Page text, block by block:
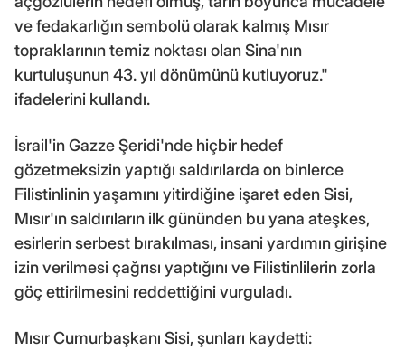
ve fedakarlığın sembolü olarak kalmış Mısır
topraklarının temiz noktası olan Sina'nın
kurtuluşunun 43. yıl dönümünü kutluyoruz."
ifadelerini kullandı.
İsrail'in Gazze Şeridi'nde hiçbir hedef
gözetmeksizin yaptığı saldırılarda on binlerce
Filistinlinin yaşamını yitirdiğine işaret eden Sisi,
Mısır'ın saldırıların ilk gününden bu yana ateşkes,
esirlerin serbest bırakılması, insani yardımın girişine
izin verilmesi çağrısı yaptığını ve Filistinlilerin zorla
göç ettirilmesini reddettiğini vurguladı.
Mısır Cumurbaşkanı Sisi, şunları kaydetti: